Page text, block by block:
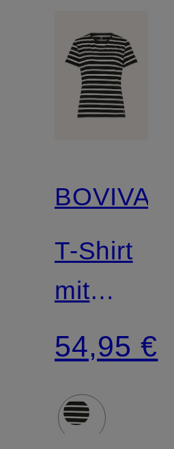
BOVIVA
T-Shirt
mit
54,95 €